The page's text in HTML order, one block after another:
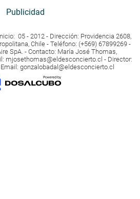
Publicidad
05 - 2012 - Dirección: Providencia 2608,
Chile - Teléfono: (+569) 67899269 -
SpA. - Contacto: María José Thomas,
mjosethomas@eldesconcierto.cl - Director:
gonzalobadal@eldesconcierto.cl